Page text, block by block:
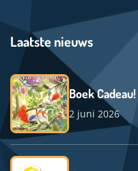
Laatste nieuws
Boek Cadeau!
2 juni 2026